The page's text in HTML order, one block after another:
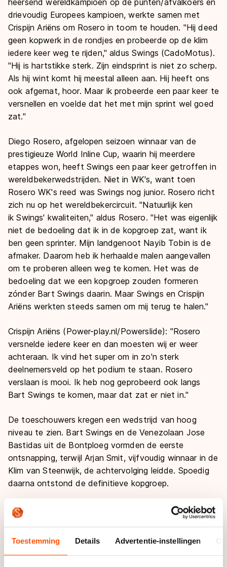
Toestemming Details Advertentie-instellingen
Word schaatsfan!
Winacties
Medaillespiegel
Olympische uitslagen
Van Jong tot Goud verhalen
heersend wereldkampioen op de punten/afvalkoers en
drievoudig Europees kampioen, werkte samen met
Crispijn Ariëns om Rosero in toom te houden. "Hij deed
geen kopwerk in de rondjes en probeerde op de klim
iedere keer weg te rijden," aldus Swings (CadoMotus).
"Hij is hartstikke sterk. Zijn eindsprint is niet zo scherp.
Als hij wint komt hij meestal alleen aan. Hij heeft ons
ook afgemat, hoor. Maar ik probeerde een paar keer te
versnellen en voelde dat het met mijn sprint wel goed
zat."
Diego Rosero, afgelopen seizoen winnaar van de
prestigieuze World Inline Cup, waarin hij meerdere
etappes won, heeft Swings een paar keer getroffen in
wereldbekerwedstrijden. Niet in WK's, want toen
Rosero WK's reed was Swings nog junior. Rosero richt
zich nu op het wereldbekercircuit. "Natuurlijk ken
ik Swings' kwaliteiten," aldus Rosero. "Het was eigenlijk
niet de bedoeling dat ik in de kopgroep zat, want ik
ben geen sprinter. Mijn landgenoot Nayib Tobin is de
afmaker. Daarom heb ik herhaalde malen aangevallen
om te proberen alleen weg te komen. Het was de
bedoeling dat we een kopgroep zouden formeren
zónder Bart Swings daarin. Maar Swings en Crispijn
Ariëns werkten steeds samen om mij terug te halen."
Crispijn Ariëns (Power-play.nl/Powerslide): "Rosero
versnelde iedere keer en dan moesten wij er weer
achteraan. Ik vind het super om in zo'n sterk
deelnemersveld op het podium te staan. Rosero
verslaan is mooi. Ik heb nog geprobeerd ook langs
Bart Swings te komen, maar dat zat er niet in."
De toeschouwers kregen een wedstrijd van hoog
niveau te zien. Bart Swings en de Venezolaan Jose
Bastidas uit de Bontploeg vormden de eerste
ontsnapping, terwijl Arjan Smit, vijfvoudig winnaar in de
Klim van Steenwijk, de achtervolging leidde. Spoedig
daarna ontstond de definitieve kopgroep.
Klassementsleider Sjoerd Huisman en de jarige Roy
Boeve (Habovo) werkten hard in een achtervolgend
Rayon Kay (Nieuw-Zeeland) erbij zat ter controle.
Huisman: "We kwamen wel wat dichterbij, maar niet